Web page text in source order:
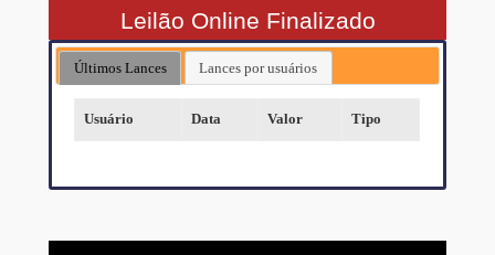
Leilão Online Finalizado
Últimos Lances Lances por usuários
Usuário Data Valor Tipo